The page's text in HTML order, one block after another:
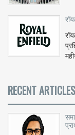
RECENT ARTICLES